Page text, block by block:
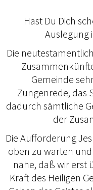
Hast Du Dich
Auslegung
Die
Gemeinde
Zungenrede, das
dadurch sämtliche
der
Die Aufforderung
oben zu warten
nahe, daß wir erst
Kraft des Heiligen